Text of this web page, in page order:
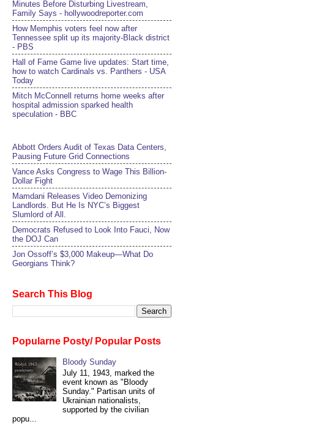
Minutes Before Disturbing Livestream,
Family Says - hollywoodreporter.com
How Memphis voters feel now after
Tennessee split up its majority-Black district
- PBS
Hall of Fame Game live updates: Start time,
how to watch Cardinals vs. Panthers - USA
Today
Mitch McConnell returns home weeks after
hospital admission sparked health
speculation - BBC
Abbott Orders Audit of Texas Data Centers,
Pausing Future Grid Connections
Vance Asks Congress to Wage This Billion-
Dollar Fight
Mamdani Releases Video Demonizing
Landlords. But He Is NYC’s Biggest
Slumlord of All.
Democrats Refused to Look Into Fauci, Now
the DOJ Can
Jon Ossoff’s $3,000 Makeup—What Do
Georgians Think?
Search This Blog
Popularne Posty/ Popular Posts
Bloody Sunday
July 11, 1943, marked the
event known as "Bloody
Sunday." Partisan units of
Ukrainian nationalists,
supported by the civilian
popu...